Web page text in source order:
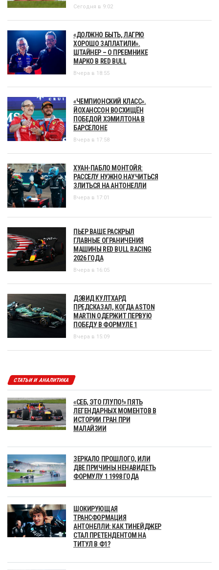
Сегодня в 9:02
«ДОЛЖНО БЫТЬ, ЛАГРЮ
ХОРОШО ЗАПЛАТИЛИ».
ШТАЙНЕР – О ПРЕЕМНИКЕ
МАРКО В RED BULL
Вчера в 18:55
«ЧЕМПИОНСКИЙ КЛАСС».
ЙОХАНССОН ВОСХИЩЁН
ПОБЕДОЙ ХЭМИЛТОНА В
БАРСЕЛОНЕ
Вчера в 17:58
ХУАН-ПАБЛО МОНТОЙЯ:
РАССЕЛУ НУЖНО НАУЧИТЬСЯ
ЗЛИТЬСЯ НА АНТОНЕЛЛИ
Вчера в 17:01
ПЬЕР ВАШЕ РАСКРЫЛ
ГЛАВНЫЕ ОГРАНИЧЕНИЯ
МАШИНЫ RED BULL RACING
2026 ГОДА
Вчера в 16:05
ДЭВИД КУЛТХАРД
ПРЕДСКАЗАЛ, КОГДА ASTON
MARTIN ОДЕРЖИТ ПЕРВУЮ
ПОБЕДУ В ФОРМУЛЕ 1
Вчера в 15:09
СТАТЬИ И АНАЛИТИКА
«СЕБ, ЭТО ГЛУПО!» ПЯТЬ
ЛЕГЕНДАРНЫХ МОМЕНТОВ В
ИСТОРИИ ГРАН ПРИ
МАЛАЙЗИИ
ЗЕРКАЛО ПРОШЛОГО, ИЛИ
ДВЕ ПРИЧИНЫ НЕНАВИДЕТЬ
ФОРМУЛУ 1 1998 ГОДА
ШОКИРУЮЩАЯ
ТРАНСФОРМАЦИЯ
АНТОНЕЛЛИ: КАК ТИНЕЙДЖЕР
СТАЛ ПРЕТЕНДЕНТОМ НА
ТИТУЛ В Ф1?